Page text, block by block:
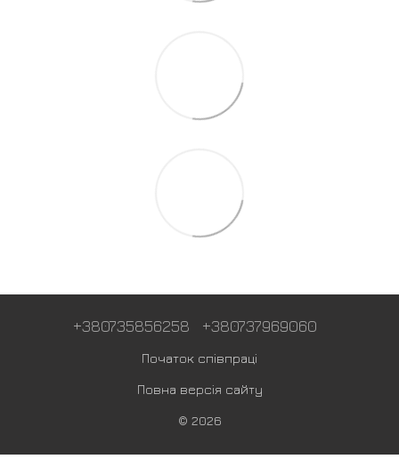
+380735856258 +380737969060
Початок співпраці
Повна версія сайту
© 2026